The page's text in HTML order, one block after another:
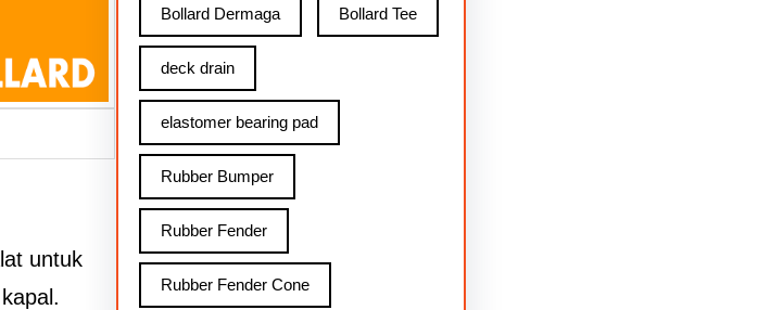
untuk
Bollard Dermaga Bollard Tee
deck drain
elastomer bearing pad
Rubber Bumper
Rubber Fender
Rubber Fender Cone